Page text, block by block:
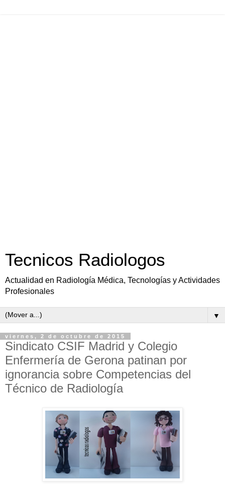
Tecnicos Radiologos
Actualidad en Radiología Médica, Tecnologías y Actividades
Profesionales
▼
viernes, 2 de octubre de 2015
Sindicato CSIF Madrid y Colegio
Enfermería de Gerona patinan por
ignorancia sobre Competencias del
Técnico de Radiología